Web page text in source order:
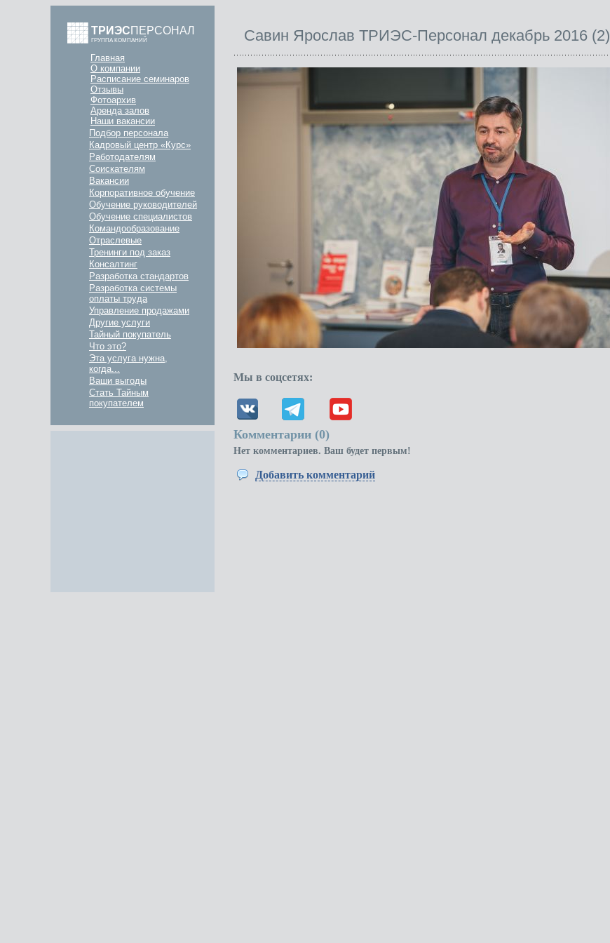
ТРИЭСПЕРСОНАЛ
ГРУППА КОМПАНИЙ
Главная
О компании
Расписание семинаров
Отзывы
Фотоархив
Аренда залов
Наши вакансии
Подбор персонала
Кадровый центр «Курс»
Работодателям
Соискателям
Вакансии
Корпоративное обучение
Обучение руководителей
Обучение специалистов
Командообразование
Отраслевые
Тренинги под заказ
Консалтинг
Разработка стандартов
Разработка системы
оплаты труда
Управление продажами
Другие услуги
Тайный покупатель
Что это?
Эта услуга нужна,
когда...
Ваши выгоды
Стать Тайным
покупателем
Савин Ярослав ТРИЭС-Персонал декабрь 2016 (2)
Мы в соцсетях:
Комментарии (0)
Нет комментариев. Ваш будет первым!
Добавить комментарий